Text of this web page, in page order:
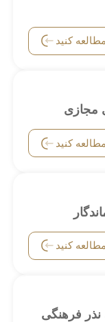
مطالعه کنید
مجازی
مطالعه کنید
مطالعه کنید
نذر فرهنگی